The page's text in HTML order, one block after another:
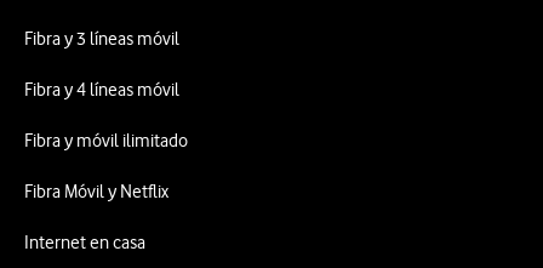
Fibra y 3 líneas móvil
Fibra y 4 líneas móvil
Fibra y móvil ilimitado
Fibra Móvil y Netflix
Internet en casa